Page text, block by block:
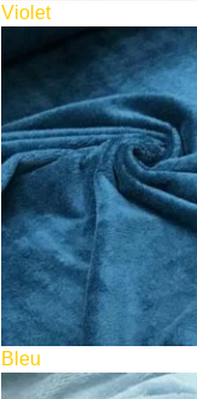
Violet
Bleu